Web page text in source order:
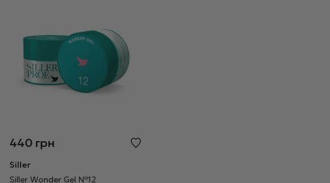
440 грн
Siller
Siller Wonder Gel №12